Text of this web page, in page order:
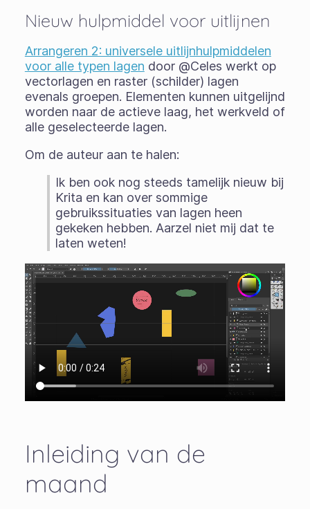
Nieuw hulpmiddel voor uitlijnen
Arrangeren 2: universele uitlijnhulpmiddelen
voor alle typen lagen door @Celes werkt op
vectorlagen en raster (schilder) lagen
evenals groepen. Elementen kunnen uitgelijnd
worden naar de actieve laag, het werkveld of
alle geselecteerde lagen.
Om de auteur aan te halen:
Ik ben ook nog steeds tamelijk nieuw bij
Krita en kan over sommige
gebruikssituaties van lagen heen
gekeken hebben. Aarzel niet mij dat te
laten weten!
Inleiding van de
maand